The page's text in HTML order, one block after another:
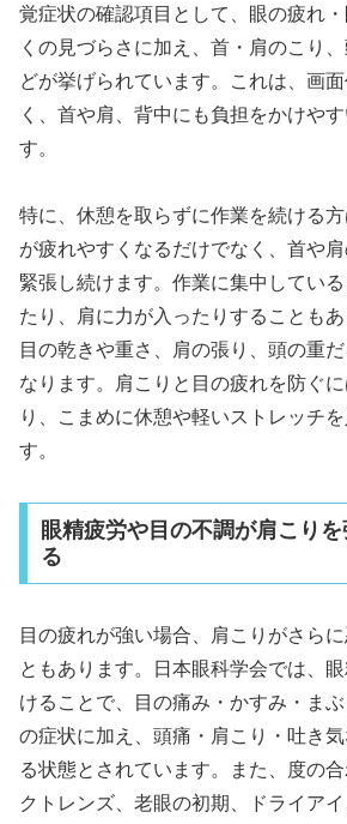
覚症状の確認項目として、眼の疲れ
くの見づらさに加え、首・肩のこり
どが挙げられています。これは、画
く、首や肩、背中にも負担をかけや
す。
特に、休憩を取らずに作業を続ける
が疲れやすくなるだけでなく、首や
緊張し続けます。作業に集中してい
たり、肩に力が入ったりすることもあ
目の乾きや重さ、肩の張り、頭の重
なります。肩こりと目の疲れを防ぐ
り、こまめに休憩や軽いストレッチ
す。
眼精疲労や目の不調が肩こり
る
目の疲れが強い場合、肩こりがさら
ともあります。日本眼科学会では、
けることで、目の痛み・かすみ・ま
の症状に加え、頭痛・肩こり・吐き
る状態とされています。また、度の
クトレンズ、老眼の初期、ドライア